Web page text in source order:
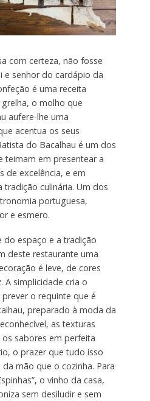
com certeza, não fosse
e senhor do cardápio da
é uma receita
o molho que
aufere-lhe uma
acentua os seus
do Bacalhau é um dos
teimam em presentear a
de excelência, e em
culinária. Um dos
portuguesa,
e esmero.
do espaço e a tradição
deste restaurante uma
é leve, de cores
A simplicidade cria o
o requinte que é
preparado à moda da
as texturas
sabores em perfeita
o prazer que tudo isso
mão que o cozinha. Para
o vinho da casa,
sem desiludir e sem